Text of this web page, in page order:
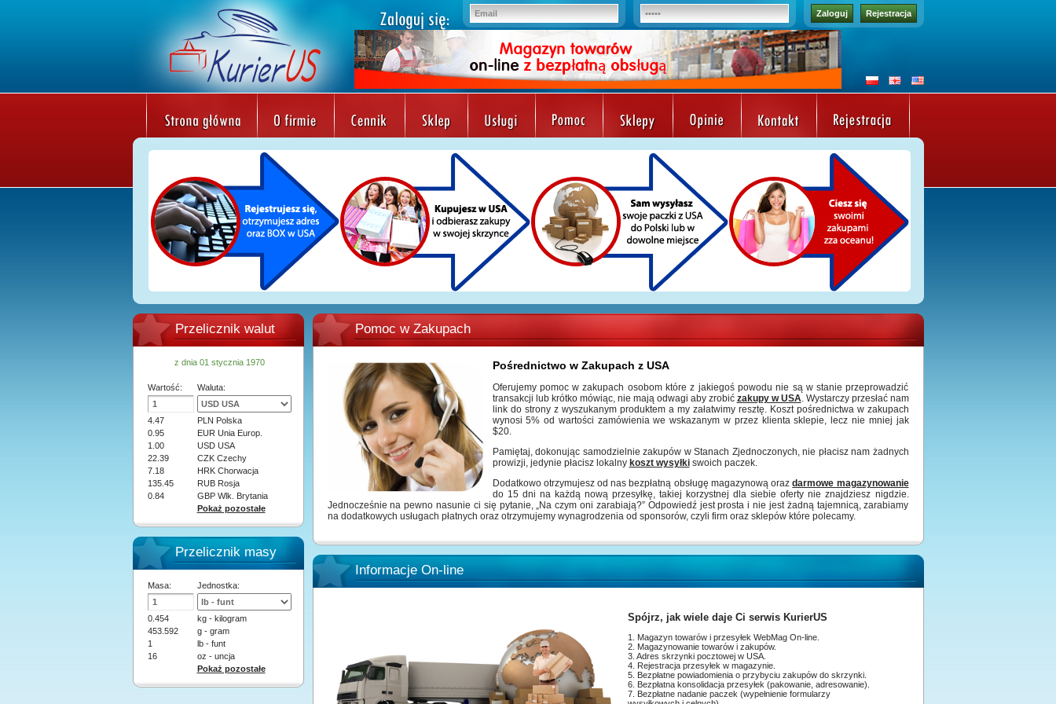
Zaloguj Rejestracja
Przelicznik walut
z dnia 01 stycznia 1970
Wartość: Waluta:
4.47
PLN Polska
0.95
EUR Unia Europ.
1.00
USD USA
22.39
CZK Czechy
7.18
HRK Chorwacja
135.45
RUB Rosja
0.84
GBP Wlk. Brytania
Pokaż pozostałe
Pomoc w Zakupach
Pośrednictwo w Zakupach z USA
Oferujemy pomoc w zakupach osobom które z jakiegoś powodu nie są w stanie przeprowadzić
transakcji lub krótko mówiąc, nie mają odwagi aby zrobić zakupy w USA. Wystarczy przesłać nam
link do strony z wyszukanym produktem a my załatwimy resztę. Koszt pośrednictwa w zakupach
wynosi 5% od wartości zamówieniawe wskazanym w przez klienta sklepie, lecz nie mniej jak
$20.
Pamiętaj, dokonując samodzielnie zakupów w Stanach Zjednoczonych, nie płacisz nam żadnych
prowizji, jedynie płacisz lokalny koszt wysyłkiswoich paczek.
Dodatkowo otrzymujesz od nas bezpłatną obsługę magazynową orazdarmowe magazynowanie
do 15 dni na każdą nową przesyłkę, takiej korzystnej dla siebie oferty nie znajdziesz nigdzie.
Jednocześnie na pewno nasunie ci się pytanie, „Na czym oni zarabiają?” Odpowiedź jest prosta i nie jest żadną tajemnicą, zarabiamy
na dodatkowych usługach płatnych oraz otrzymujemy wynagrodzenia od sponsorów, czyli firm oraz sklepów które polecamy.
Przelicznik masy
Masa: Jednostka:
0.454
kg - kilogram
453.592
g - gram
1
lb - funt
16
oz - uncja
Pokaż pozostałe
Informacje On-line
Spójrz, jak wiele daje Ci serwis KurierUS
1. Magazyn towarów i przesyłek WebMag On-line.
2. Magazynowanie towarów i zakupów.
3. Adres skrzynki pocztowej w USA.
4. Rejestracja przesyłek w magazynie.
5. Bezpłatne powiadomienia o przybyciu zakupów do skrzynki.
6. Bezpłatna konsolidacja przesyłek (pakowanie, adresowanie).
7. Bezpłatne nadanie paczek (wypełnienie formularzy